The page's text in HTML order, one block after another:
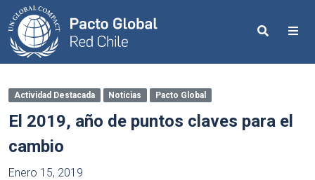
Search
Actividad Destacada Noticias Pacto Global
El 2019, año de puntos claves para el
cambio
Enero 15, 2019